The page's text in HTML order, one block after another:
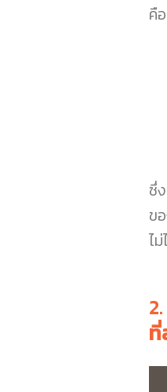
คื
ซึ่
ข
ไ
2.